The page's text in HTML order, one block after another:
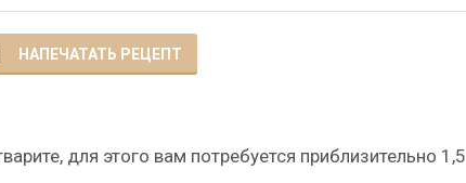
НАПЕЧАТАТЬ РЕЦЕПТ
для этого вам потребуется приблизительно 1,5